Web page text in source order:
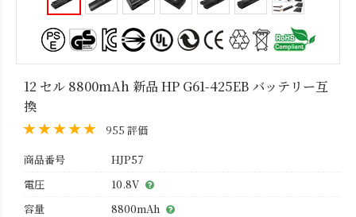
12 セル 8800mAh 新品 HP G61-425EB バッテリー互
換
955 評価
商品番号
HJP57
電圧
10.8V
容量
8800mAh